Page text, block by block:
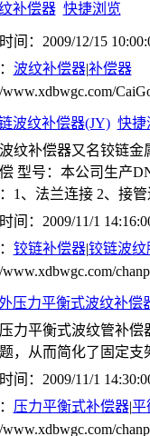
补偿器 快捷浏览
间：2009/12/15
波纹补偿器|补偿器
www.xdbwgc.com/
波纹补偿器(JY) 快捷
纹补偿器又名铰链
型号：本公司生产
1、法兰连接 2、接
间：2009/11/1
铰链补偿器|铰链波纹
www.xdbwgc.com/
压力平衡式波纹补偿
力平衡式波纹管补
，从而简化了固定支
间：2009/11/1
压力平衡式补偿器|平
www.xdbwgc.com/